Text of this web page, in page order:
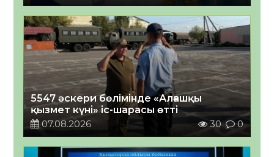
5547 әскери бөлімінде «Алғашқы
қызмет күні» іс-шарасы өтті
07.08.2026
30 0